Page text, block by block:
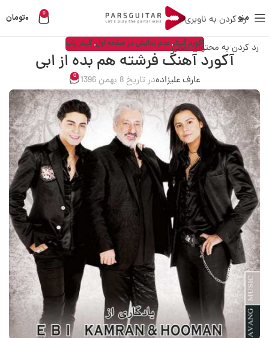
رد کردن به ناوبری
رد کردن به محتوای اصلی
منو 0
0تومان
آکورد گیتار,عدم نمایش در صفحه اول,گیتار پاپ
آکورد آهنگ فرشته هم بده از ابی
عارف علیزادهدر تاریخ 8 بهمن 1396 0